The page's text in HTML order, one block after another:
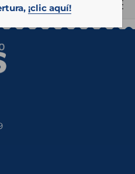
¡clic aquí!